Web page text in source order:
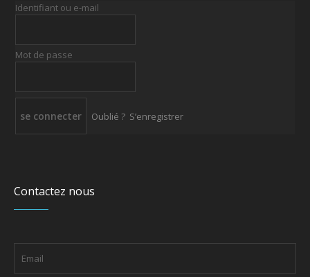
Identifiant ou e-mail
Mot de passe
Oublié ? S’enregistrer
Contactez nous